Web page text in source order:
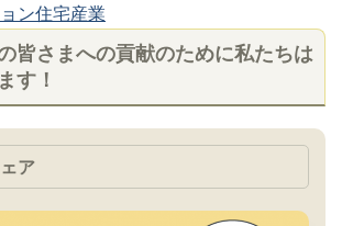
ン住宅産業
皆さまへの貢献のために私たちは
す！
ア